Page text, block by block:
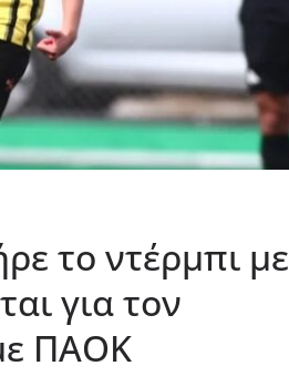
το ντέρμπι με
για τον
ΠΑΟΚ